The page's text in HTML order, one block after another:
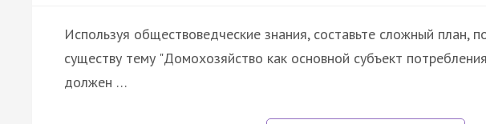
Используя обществоведческие знания, составьте сложный план,
существу тему "Домохозяйство как основной субъект
должен …